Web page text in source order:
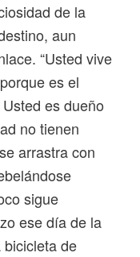
de la
aun
“Usted vive
es el
es dueño
no tienen
arrastra con
sigue
ese día de la
de